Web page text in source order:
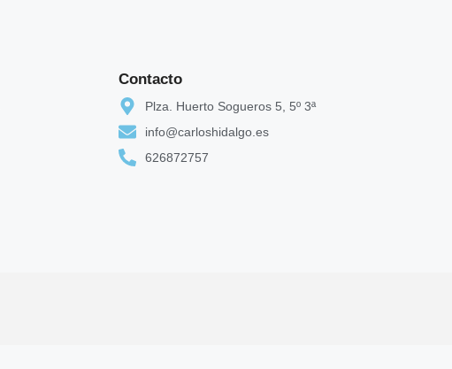
Contacto
Plza. Huerto Sogueros 5, 5º 3ª
info@carloshidalgo.es
626872757